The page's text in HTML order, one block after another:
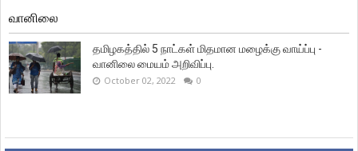
வானிலை
தமிழகத்தில் 5 நாட்கள் மிதமான மழைக்கு வாய்ப்பு -
வானிலை மையம் அறிவிப்பு.
October 02, 2022 0